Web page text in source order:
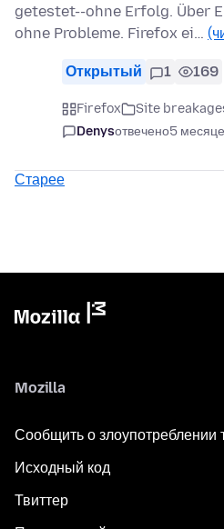
getestet--ohne Erfolg. Über
ohne Probleme. Firefox ei…
Открытый 1 169
Firefox Site
Denysотвечено5
Старее
Mozilla
Сообщить о злоупотреблении
Исходный код
Твиттер